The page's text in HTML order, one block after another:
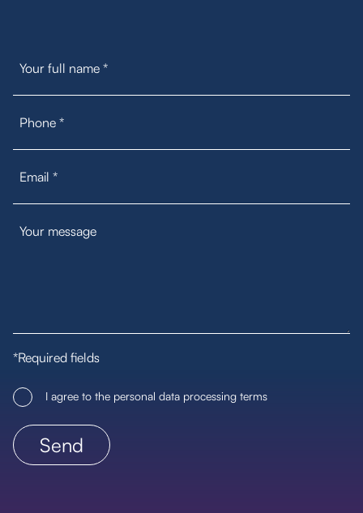
*Required fields
I agree to the personal data processing terms